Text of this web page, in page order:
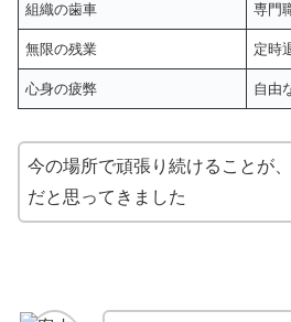
組織の歯車 専門
無限の残業 定時
心身の疲弊 自由
今の場所で頑張り続けることが
だと思ってきました